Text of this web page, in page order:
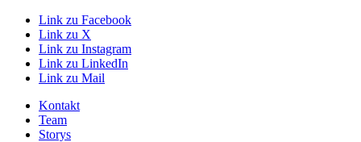
Link zu Facebook
Link zu X
Link zu Instagram
Link zu LinkedIn
Link zu Mail
Kontakt
Team
Storys